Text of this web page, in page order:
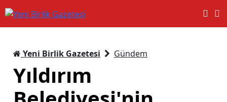
Yeni Birlik Gazetesi Gündem
Yıldırım